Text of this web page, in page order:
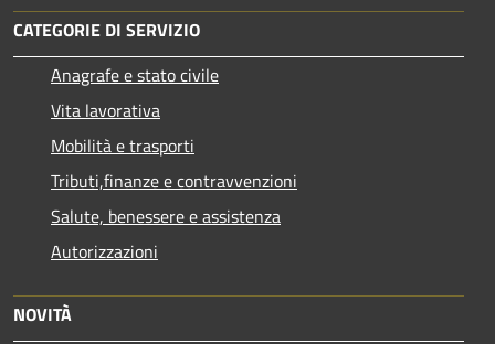
CATEGORIE DI SERVIZIO
Anagrafe e stato civile
Vita lavorativa
Mobilità e trasporti
Tributi,finanze e contravvenzioni
Salute, benessere e assistenza
Autorizzazioni
NOVITÀ